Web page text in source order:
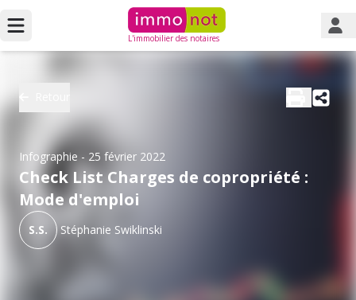
L'immobilier des notaires
Infographie - 25 février 2022
Check List Charges de copropriété :
Mode d'emploi
S.S. Stéphanie Swiklinski